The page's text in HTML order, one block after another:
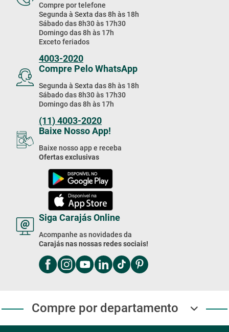
Compre por telefone
Segunda à Sexta das 8h às 18h
Sábado das 8h30 às 17h30
Domingo das 8h às 17h
Exceto feriados
4003-2020
Compre Pelo WhatsApp
Segunda à Sexta das 8h às 18h
Sábado das 8h30 às 17h30
Domingo das 8h às 17h
(11) 4003-2020
Baixe Nosso App!
Baixe nosso app e receba
Ofertas exclusivas
Siga Carajás Online
Acompanhe as novidades da
Carajás nas nossas redes sociais!
Compre por departamento